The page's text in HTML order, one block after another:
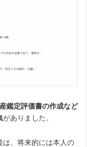
鑑定評価書の作成など
がありました。
は、将来的には本人の